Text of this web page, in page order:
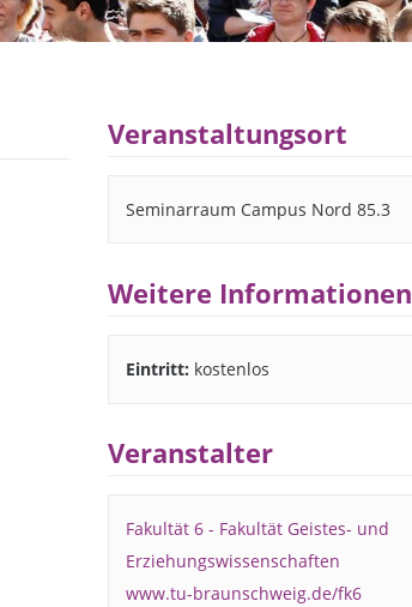
Veranstaltungsort
Seminarraum Campus Nord 85.3
Weitere Informationen
Eintritt: kostenlos
Veranstalter
Fakultät 6 - Fakultät Geistes- und
Erziehungswissenschaften
www.tu-braunschweig.de/fk6